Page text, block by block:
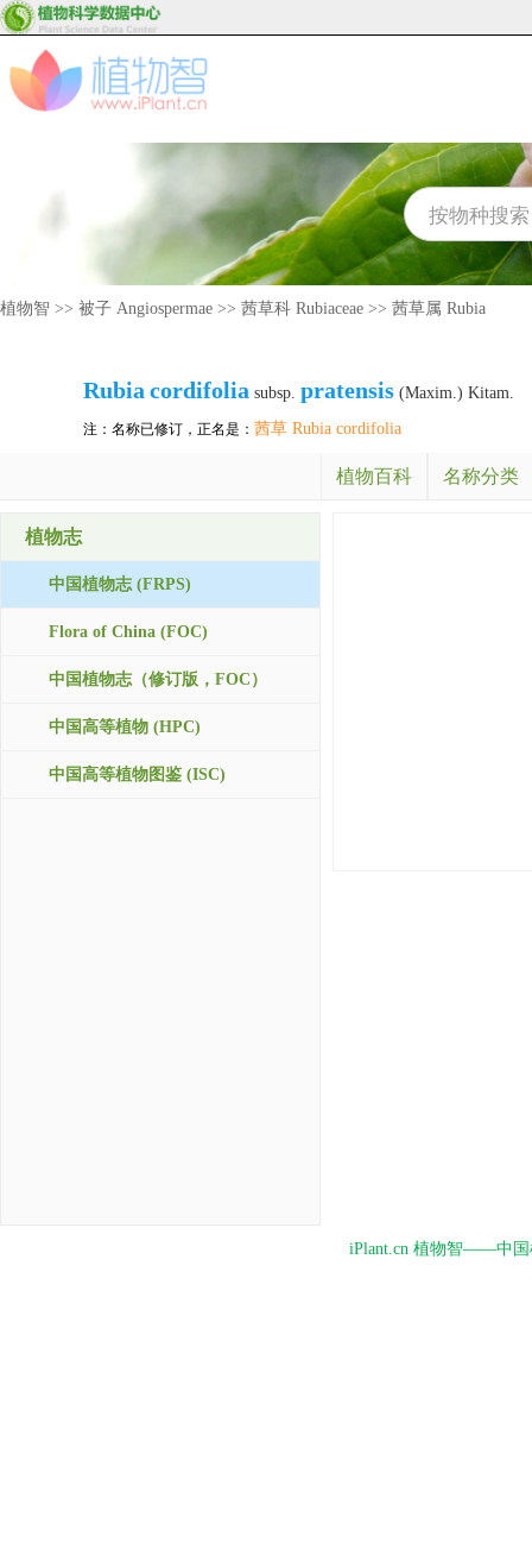
植物智 >> 被子 Angiospermae >> 茜草科 Rubiaceae >> 茜草属 Rubia
Rubia cordifolia subsp. pratensis (Maxim.) Kitam.
注：名称已修订，正名是： 茜草 Rubia cordifolia
植物百科 名称分类
植物志
中国植物志 (FRPS)
Flora of China (FOC)
中国植物志（修订版，FOC）
中国高等植物 (HPC)
中国高等植物图鉴 (ISC)
iPlant.cn 植物智——中国